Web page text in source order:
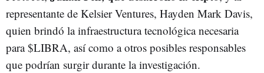
representante de Kelsier Ventures, Hayden Mark Davis,
quien brindó la infraestructura tecnológica necesaria
para $LIBRA, así como a otros posibles responsables
que podrían surgir durante la investigación.